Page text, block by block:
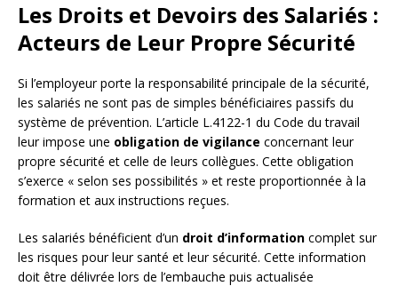
Les Droits et Devoirs des Salariés :
Acteurs de Leur Propre Sécurité
Si l’employeur porte la responsabilité principale de la sécurité,
les salariés ne sont pas de simples bénéficiaires passifs du
système de prévention. L’article L.4122-1 du Code du travail
leur impose une obligation de vigilance concernant leur
propre sécurité et celle de leurs collègues. Cette obligation
s’exerce « selon ses possibilités » et reste proportionnée à la
formation et aux instructions reçues.
Les salariés bénéficient d’un droit d’information complet sur
les risques pour leur santé et leur sécurité. Cette information
doit être délivrée lors de l’embauche puis actualisée